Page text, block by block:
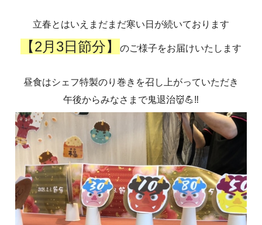
立春とはいえまだまだ寒い日が続いております
【2月3日節分】 のご様子をお届けいたします
昼食はシェフ特製のり巻きを召し上がっていただき
午後からみなさまで鬼退治👹💪‼